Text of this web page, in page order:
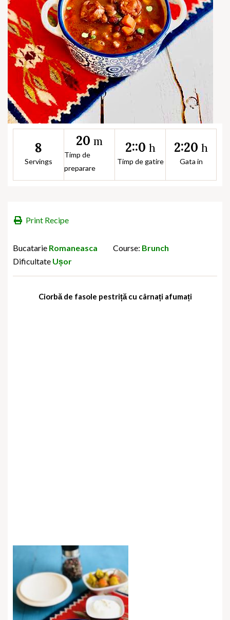
8
Servings
20 m
Timp de
preparare
2::0 h
Timp de gatire
2:20 h
Gata in
Print Recipe
Bucatarie Romaneasca Course: Brunch
Dificultate Ușor
Ciorbă de fasole pestriță cu cârnați afumați